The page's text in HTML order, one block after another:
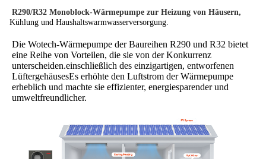
R290/R32 Monoblock-Wärmepumpe zur Heizung von Häusern,
Kühlung und Haushaltswarmwasserversorgung.
Die Wotech-Wärmepumpe der Baureihen R290 und R32 bietet
eine Reihe von Vorteilen, die sie von der Konkurrenz
unterscheiden.einschließlich des einzigartigen, entworfenen
LüftergehäusesEs erhöhte den Luftstrom der Wärmepumpe
erheblich und machte sie effizienter, energiesparender und
umweltfreundlicher.